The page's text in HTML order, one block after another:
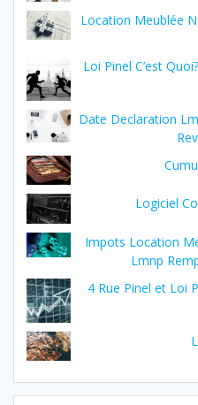
Location Meublée
Loi Pinel C’est
Date Declaration
Logiciel
Impots Location
Lmnp
4 Rue Pinel et Loi